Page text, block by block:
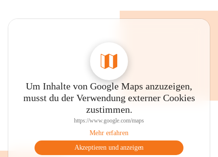
Um Inhalte von Google Maps anzuzeigen,
musst du der Verwendung externer Cookies
zustimmen.
https://www.google.com/maps
Mehr erfahren
Akzeptieren und anzeigen